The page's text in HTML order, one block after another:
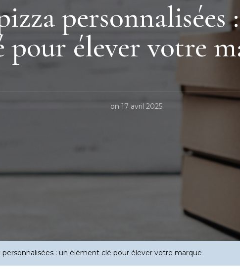
pour élever votre
on17 avril 2025
personnalisées : un élément clé pour élever votre marque